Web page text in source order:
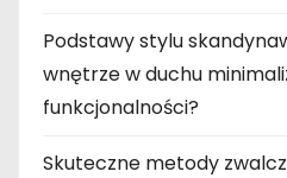
Podstawy stylu
wnętrze w duchu
funkcjonalności?
Skuteczne metody